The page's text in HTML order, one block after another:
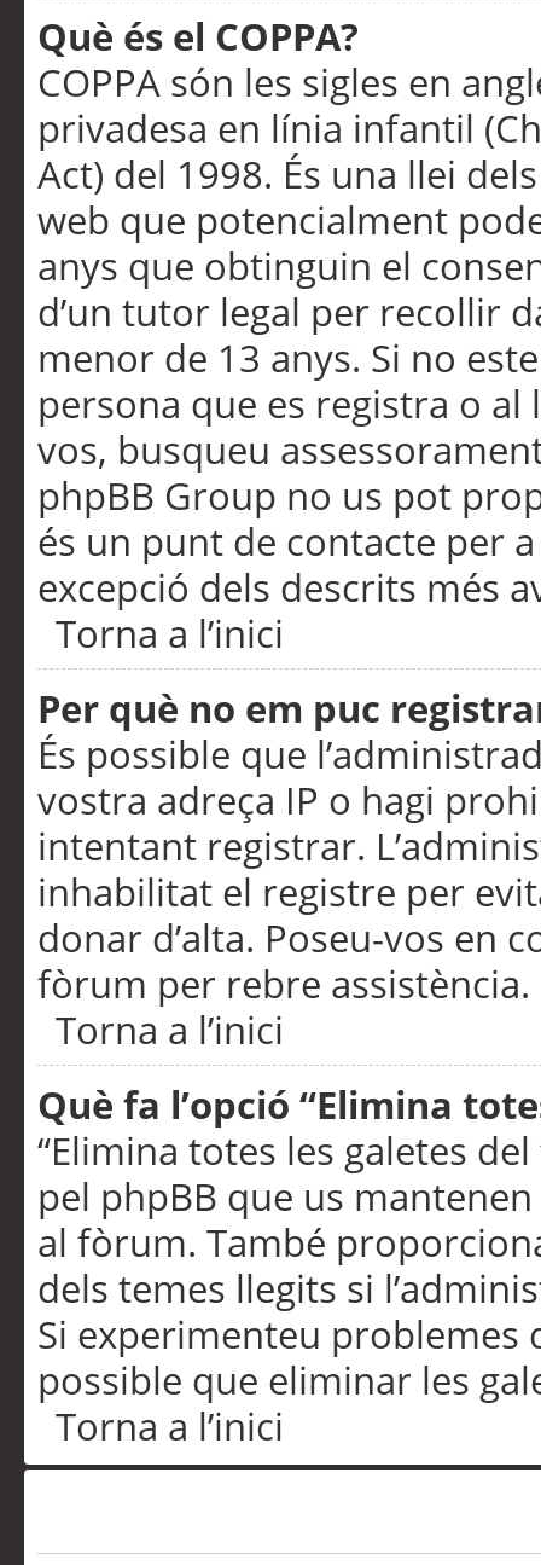
Què és el COPPA?
COPPA són les sigles en
privadesa en línia infantil
Act) del 1998. És una llei
web que potencialment
anys que obtinguin el
d’un tutor legal per recollir
menor de 13 anys. Si no
persona que es registra o
vos, busqueu
phpBB Group no us pot
és un punt de contacte per
excepció dels descrits més
Torna a l’inici
Per què no em puc
És possible que
vostra adreça IP o hagi
intentant registrar.
inhabilitat el registre per
donar d’alta. Poseu-vos en
fòrum per rebre assistència.
Torna a l’inici
Què fa l’opció “Elimina
“Elimina totes les galetes
pel phpBB que us
al fòrum. També
dels temes llegits si
Si experimenteu problemes
possible que eliminar les
Torna a l’inici